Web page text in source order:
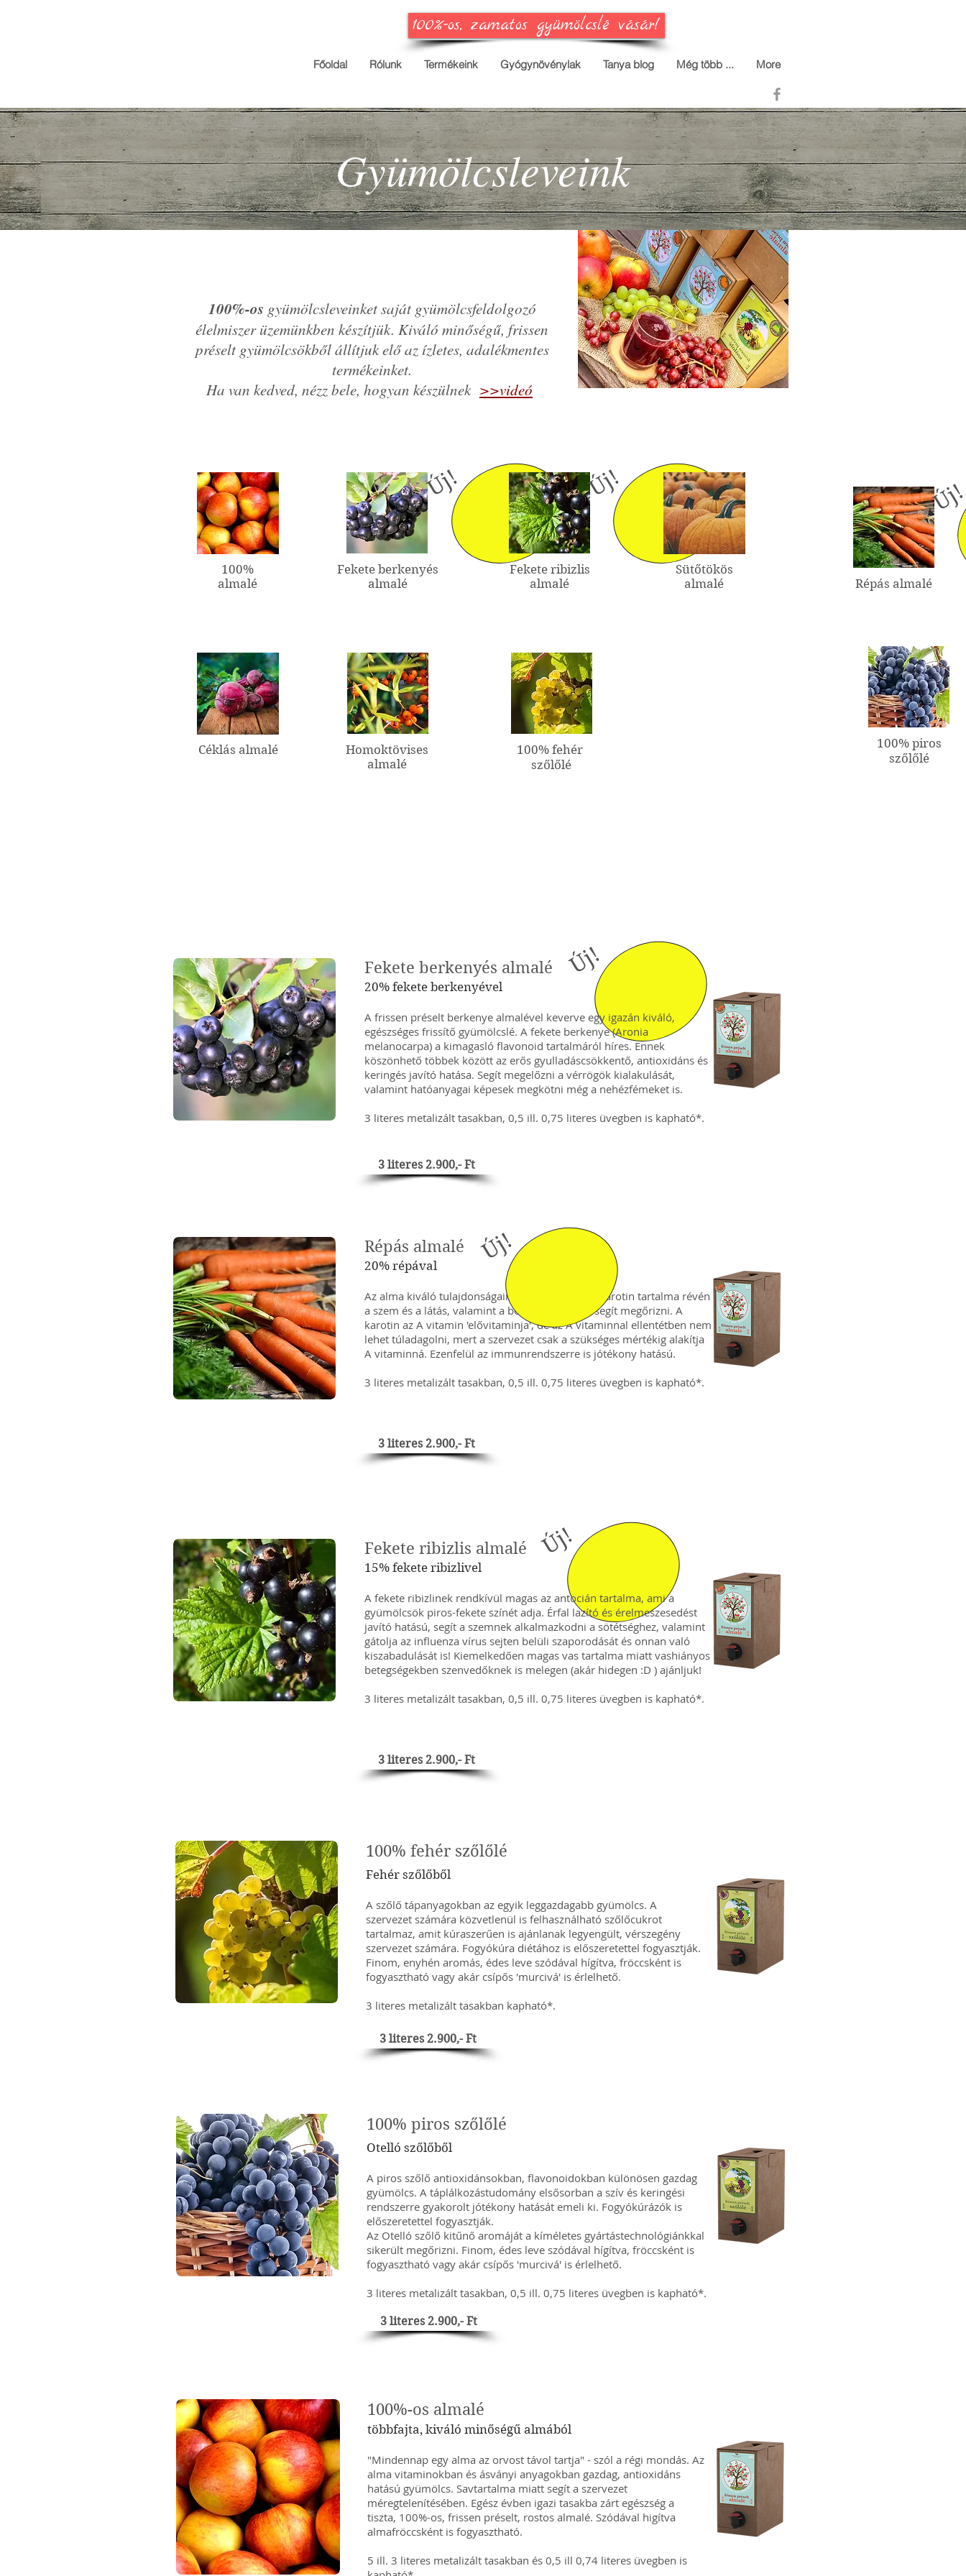
100%-os, zamatos gyümölcslé vásár!
Főoldal Rólunk Termékeink Gyógynövénylak Tanya blog Még több ... More
Gyümölcsleveink
100%-os gyümölcsleveinket saját gyümölcsfeldolgozó
élelmiszer üzemünkben készítjük. Kiváló minőségű, frissen
préselt gyümölcsökből állítjuk elő az ízletes, adalékmentes
termékeinket.
Ha van kedved, nézz bele, hogyan készülnek >>videó
100%
almalé
Új!
Fekete berkenyés
almalé
Új!
Fekete ribizlis
almalé
Sütőtökös
almalé
Répás almalé
Céklás almalé
Homoktövises
almalé
100% fehér
szőlőlé
100% piros
szőlőlé
Fekete berkenyés almalé Új!
20% fekete berkenyével
A frissen préselt berkenye almalével keverve egy igazán kiváló,
egészséges frissítő gyümölcslé. A fekete berkenye (Aronia
melanocarpa) a kimagasló flavonoid tartalmáról híres. Ennek
köszönhető többek között az erős gyulladáscsökkentő, antioxidáns és
keringés javító hatása. Segít megelőzni a vérrögök kialakulását,
valamint hatóanyagai képesek megkötni még a nehézfémeket is.
3 literes metalizált tasakban, 0,5 ill. 0,75 literes üvegben is kapható*.
3 literes 2.900,- Ft
Répás almalé
20% répával
Az alma kiváló tulajdonságain túl a répa magas karotin tartalma révén
a szem és a látás, valamint a bőr egészségét is segít megőrizni. A
karotin az A vitamin 'elővitaminja', de az A vitaminnal ellentétben nem
lehet túladagolni, mert a szervezet csak a szükséges mértékig alakítja
A vitaminná. Ezenfelül az immunrendszerre is jótékony hatású.
3 literes metalizált tasakban, 0,5 ill. 0,75 literes üvegben is kapható*.
Új!
3 literes 2.900,- Ft
Fekete ribizlis almalé Új!
15% fekete ribizlivel
A fekete ribizlinek rendkívül magas az antocián tartalma, ami a
gyümölcsök piros-fekete színét adja. Érfal lazító és érelmeszesedést
javító hatású, segít a szemnek alkalmazkodni a sötétséghez, valamint
gátolja az influenza vírus sejten belüli szaporodását és onnan való
kiszabadulását is! Kiemelkedően magas vas tartalma miatt vashiányos
betegségekben szenvedőknek is melegen (akár hidegen :D ) ajánljuk!
3 literes metalizált tasakban, 0,5 ill. 0,75 literes üvegben is kapható*.
3 literes 2.900,- Ft
100% fehér szőlőlé
Fehér szőlőből
A szőlő tápanyagokban az egyik leggazdagabb gyümölcs. A
szervezet számára közvetlenül is felhasználható szőlőcukrot
tartalmaz, amit kúraszerűen is ajánlanak legyengült, vérszegény
szervezet számára. Fogyókúra diétához is előszeretettel fogyasztják.
Finom, enyhén aromás, édes leve szódával hígítva, fröccsként is
fogyasztható vagy akár csípős 'murcivá' is érlelhető.
3 literes metalizált tasakban kapható*.
3 literes 2.900,- Ft
100% piros szőlőlé
Otelló szőlőből
A piros szőlő antioxidánsokban, flavonoidokban különösen gazdag
gyümölcs. A táplálkozástudomány elsősorban a szív és keringési
rendszerre gyakorolt jótékony hatását emeli ki. Fogyókúrázók is
előszeretettel fogyasztják.
Az Otelló szőlő kitűnő aromáját a kíméletes gyártástechnológiánkkal
sikerült megőrizni. Finom, édes leve szódával hígítva, fröccsként is
fogyasztható vagy akár csípős 'murcivá' is érlelhető.
3 literes metalizált tasakban, 0,5 ill. 0,75 literes üvegben is kapható*.
3 literes 2.900,- Ft
100%-os almalé
többfajta, kiváló minőségű almából
"Mindennap egy alma az orvost távol tartja" - szól a régi mondás. Az
alma vitaminokban és ásványi anyagokban gazdag, antioxidáns
hatású gyümölcs. Savtartalma miatt segít a szervezet
méregtelenítésében. Egész évben igazi tasakba zárt egészség a
tiszta, 100%-os, frissen préselt, rostos almalé. Szódával higítva
almafröccsként is fogyasztható.
5 ill. 3 literes metalizált tasakban és 0,5 ill 0,74 literes üvegben is